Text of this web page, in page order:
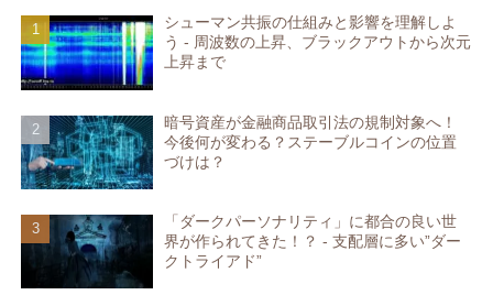
シューマン共振の仕組みと影響を理解しよ
う - 周波数の上昇、ブラックアウトから次元
上昇まで
暗号資産が金融商品取引法の規制対象へ！
今後何が変わる？ステーブルコインの位置
づけは？
「ダークパーソナリティ」に都合の良い世
界が作られてきた！？ - 支配層に多い”ダー
クトライアド”